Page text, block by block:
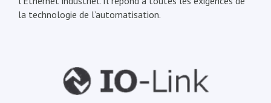
la technologie de l’automatisation.